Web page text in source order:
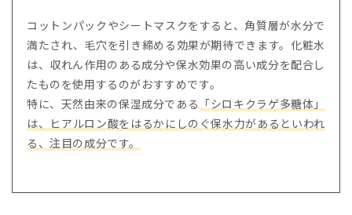
コットンパックやシートマスクをすると、角質層が水分で
満たされ、毛穴を引き締める効果が期待できます。化粧水
は、収れん作用のある成分や保水効果の高い成分を配合し
たものを使用するのがおすすめです。
特に、天然由来の保湿成分である 「シロキクラゲ多糖体」
は、ヒアルロン酸をはるかにしのぐ保水力があるといわれ
る、注目の成分です。